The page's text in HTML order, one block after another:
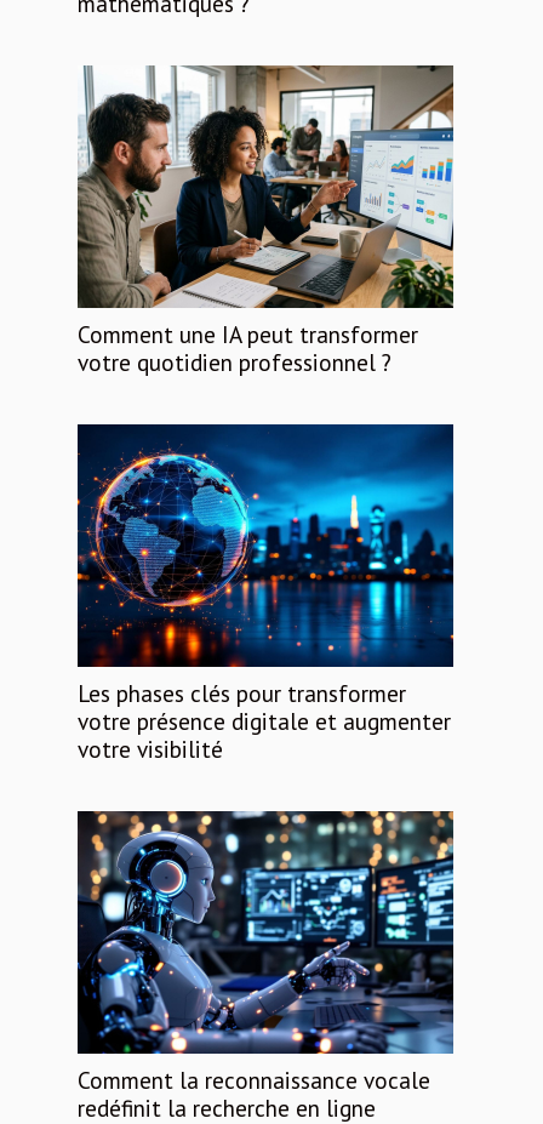
Comment une IA peut transformer
votre quotidien professionnel ?
Les phases clés pour transformer
votre présence digitale et augmenter
votre visibilité
Comment la reconnaissance vocale
redéfinit la recherche en ligne